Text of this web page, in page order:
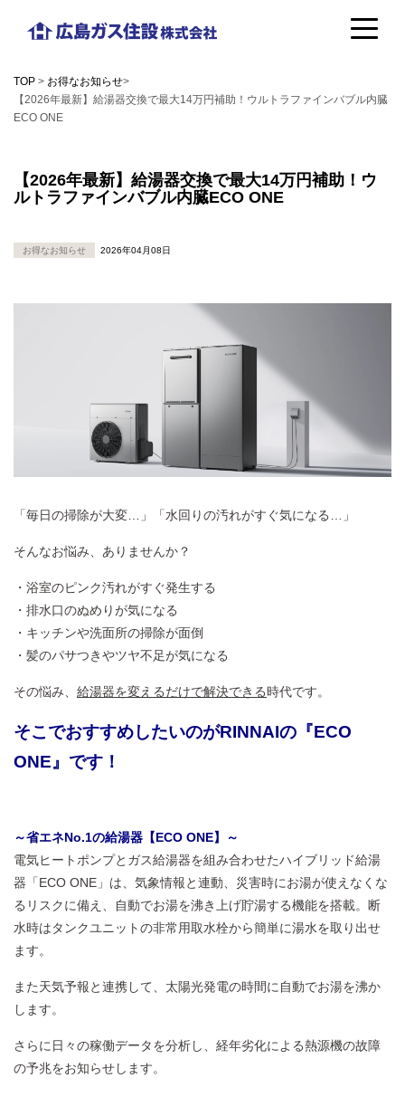
テ
ス
ッ
島
設
式
TOP > お得なお知らせ>
【2026年最新】給湯器交換で最大14万円補助！ウルトラファインバブル内臓
ECO ONE
【2026年最新】給湯器交換で最大14万円補助！ウ
ルトラファインバブル内臓ECO ONE
お得なお知らせ 2026年04月08日
「毎日の掃除が大変…」「水回りの汚れがすぐ気になる…」
そんなお悩み、ありませんか？
・浴室のピンク汚れがすぐ発生する
・排水口のぬめりが気になる
・キッチンや洗面所の掃除が面倒
・髪のパサつきやツヤ不足が気になる
その悩み、 給湯器を変えるだけで解決できる時代です。
そこでおすすめしたいのがRINNAIの『ECO
ONE』です！
～省エネNo.1の給湯器【ECO ONE】～
電気ヒートポンプとガス給湯器を組み合わせたハイブリッド給湯
器「ECO ONE」は、気象情報と連動、災害時にお湯が使えなくな
るリスクに備え、自動でお湯を沸き上げ貯湯する機能を搭載。断
水時はタンクユニットの非常用取水栓から簡単に湯水を取り出せ
ます。
また天気予報と連携して、太陽光発電の時間に自動でお湯を沸か
します。
さらに日々の稼働データを分析し、経年劣化による熱源機の故障
の予兆をお知らせします。